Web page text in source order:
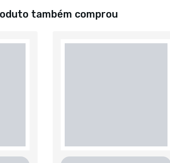
também comprou